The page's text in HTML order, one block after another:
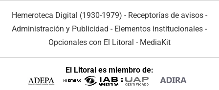
Hemeroteca Digital (1930-1979) - Receptorías de avisos -
Administración y Publicidad - Elementos institucionales -
Opcionales con El Litoral - MediaKit
El Litoral es miembro de: